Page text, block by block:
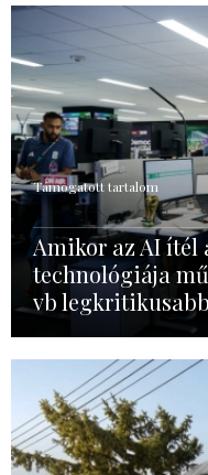
Támogatott tartalom
Amikor az AI ítél
technológiája
vb